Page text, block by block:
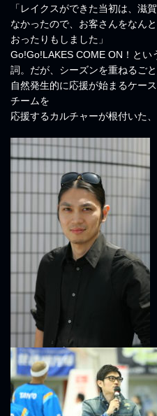
「レイクスができた当初は、滋
なかったので、お客さんをなん
おったりもしました」
Go!Go!LAKES COME ON！とい
詞。だが、シーズンを重ねるご
自然発生的に応援が始まるケー
チームを
応援するカルチャーが根付いた